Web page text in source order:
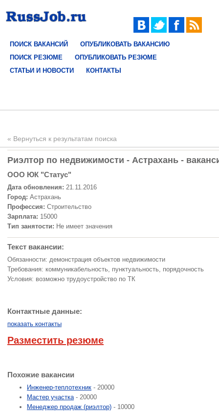
ПОИСК ВАКАНСИЙ
ОПУБЛИКОВАТЬ ВАКАНСИЮ
ПОИСК РЕЗЮМЕ
ОПУБЛИКОВАТЬ РЕЗЮМЕ
СТАТЬИ И НОВОСТИ
КОНТАКТЫ
« Вернуться к результатам поиска
Риэлтор по недвижимости - Астрахань -
ООО ЮК "Статус"
Дата обновления: 21.11.2016
Город: Астрахань
Профессия: Строительство
Зарплата: 15000
Тип занятости: Не имеет значения
Текст вакансии:
Обязанности: демонстрация объектов недвижимости
Требования: коммуникабельность, пунктуальность, порядочность
Условия: возможно трудоустройство по ТК
Контактные данные:
показать контакты
Разместить резюме
Похожие вакансии
Инженер-теплотехник - 20000
Мастер участка- 20000
Менеджер продаж (риэлтор) - 10000